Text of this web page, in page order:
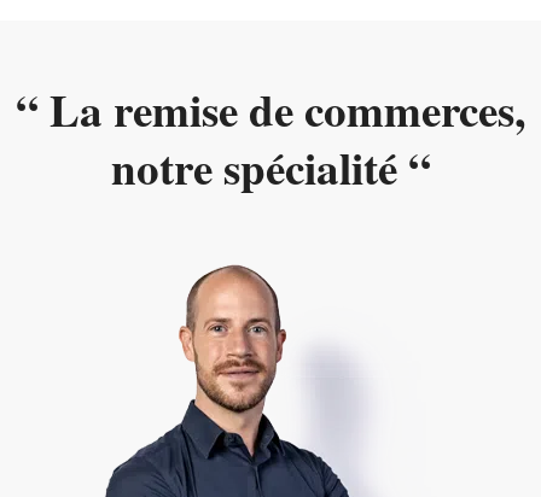
“ La remise de commerces,
notre spécialité “